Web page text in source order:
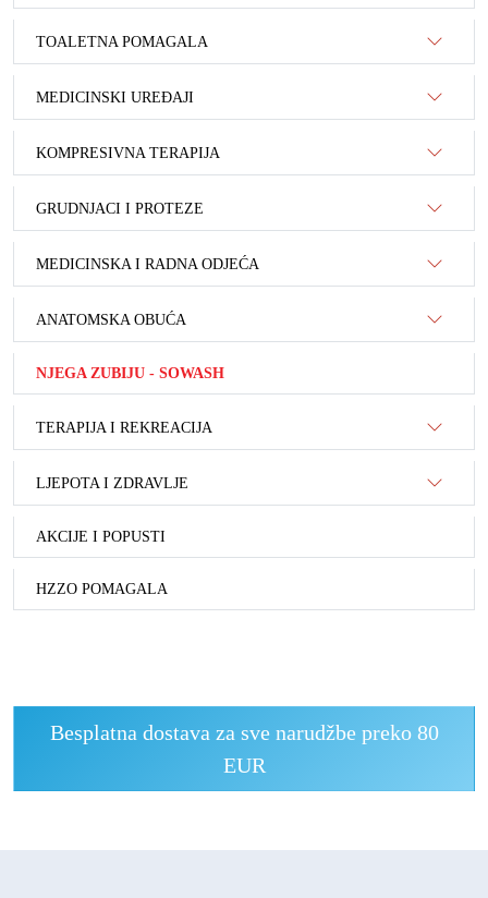
TOALETNA POMAGALA
MEDICINSKI UREĐAJI
KOMPRESIVNA TERAPIJA
GRUDNJACI I PROTEZE
MEDICINSKA I RADNA ODJEĆA
ANATOMSKA OBUĆA
NJEGA ZUBIJU - SOWASH
TERAPIJA I REKREACIJA
LJEPOTA I ZDRAVLJE
AKCIJE I POPUSTI
HZZO POMAGALA
Besplatna dostava za sve narudžbe preko 80
EUR